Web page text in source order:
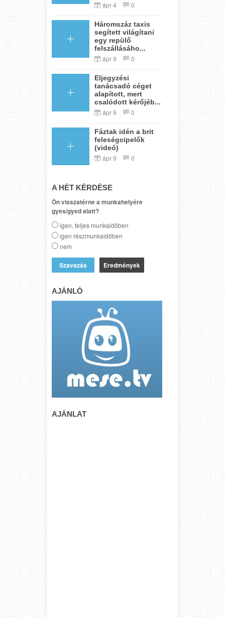
ápr 4 0
Háromszáz taxis
segített világítani
egy repülő
felszállásáho...
ápr 9 0
Eljegyzési
tanácsadó céget
alapított, mert
csalódott kérőjéb...
ápr 9 0
Fáztak idén a brit
feleségcipelők
(videó)
ápr 9 0
A HÉT KÉRDÉSE
Ön visszatérne a munkahelyére
gyes/gyed alatt?
igen, teljes munkaidőben
igen részmunkaidőben
nem
Eredmények
AJÁNLÓ
AJÁNLAT